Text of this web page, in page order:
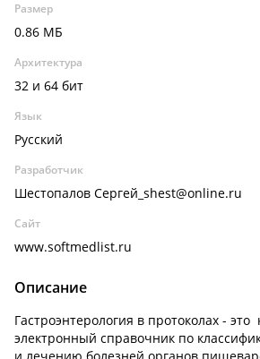
Размер
0.86 МБ
Архитектура
32 и 64 бит
Язык
Русский
Разработчик
Шестопалов Сергей_shest@online.ru
Сайт
www.softmedlist.ru
Описание
Гастроэнтерология в протоколах - это
электронный справочник по